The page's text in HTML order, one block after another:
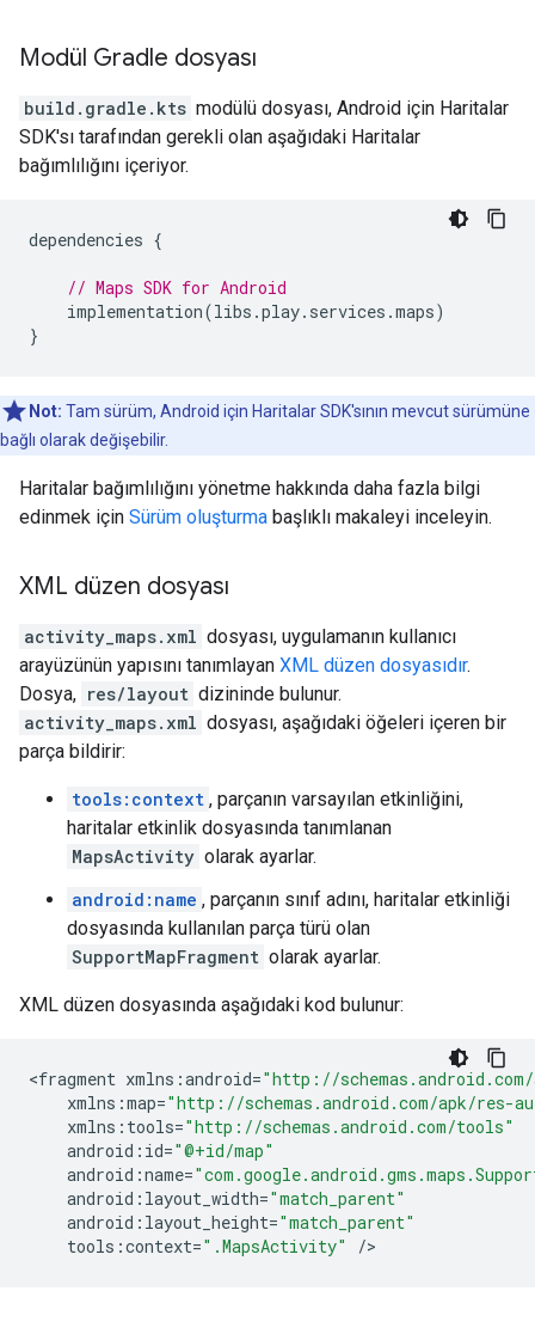
Modül Gradle dosyası
build.gradle.kts modülü dosyası, Android için Haritalar
SDK'sı tarafından gerekli olan aşağıdaki Haritalar
bağımlılığını içeriyor.
dependencies {
// Maps SDK for Android
implementation(libs .play. services .maps)
}
Not: Tam sürüm, Android için Haritalar SDK'sının mevcut sürümüne
bağlı olarak değişebilir.
Haritalar bağımlılığını yönetme hakkında daha fazla bilgi
edinmek için Sürüm oluşturma başlıklı makaleyi inceleyin.
XML düzen dosyası
activity_maps.xml dosyası, uygulamanın kullanıcı
arayüzünün yapısını tanımlayan XML düzen dosyasıdır.
Dosya, res/layout dizininde bulunur.
activity_maps.xml dosyası, aşağıdaki öğeleri içeren bir
parça bildirir:
tools:context , parçanın varsayılan etkinliğini,
haritalar etkinlik dosyasında tanımlanan
MapsActivity olarak ayarlar.
android:name , parçanın sınıf adını, haritalar etkinliği
dosyasında kullanılan parça türü olan
SupportMapFragment olarak ayarlar.
XML düzen dosyasında aşağıdaki kod bulunur:
<fragment xmlns :android="http://
xmlns :map="http://schemas.android.com/apk/res-
xmlns : tools="http://schemas.android.com/tools"
android : id="@+id/map"
android :name=
android : layout_width="match_parent"
android : layout_height="match_parent"
tools :context=".MapsActivity" /